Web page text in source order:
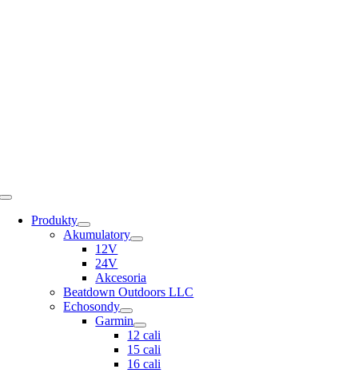
Toggle
NavigationProdukty
Akumulatory
12V
24V
Akcesoria
Beatdown Outdoors LLC
Echosondy
Garmin
12 cali
15 cali
16 cali